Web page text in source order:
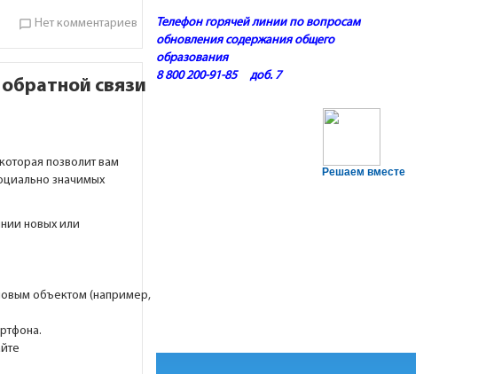
chat_bubble_outline Нет комментариев
связи
позволит вам
значимых
новых или
объектом (например,
Телефон горячей линии по вопросам
обновления содержания общего
образования
8 800 200-91-85 доб. 7
Решаем вместе